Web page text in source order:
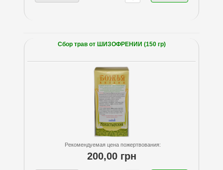
Сбор трав от ШИЗОФРЕНИИ (150 гр)
Рекомендуемая цена пожертвования:
200,00 грн